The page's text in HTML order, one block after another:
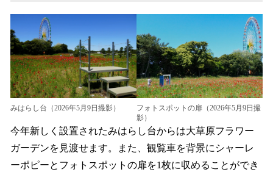
みはらし台（2026年5月9日撮影）
フォトスポットの扉（2026年5月9日撮
影）
今年新しく設置されたみはらし台からは大草原フラワー
ガーデンを見渡せます。また、観覧車を背景にシャーレ
ーポピーとフォトスポットの扉を1枚に収めることができ